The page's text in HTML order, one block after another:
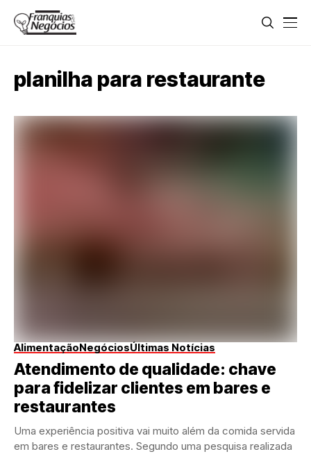
planilha para restaurante
AlimentaçãoNegóciosÚltimas Notícias
Atendimento de qualidade: chave
para fidelizar clientes em bares e
restaurantes
Uma experiência positiva vai muito além da comida servida
em bares e restaurantes. Segundo uma pesquisa realizada